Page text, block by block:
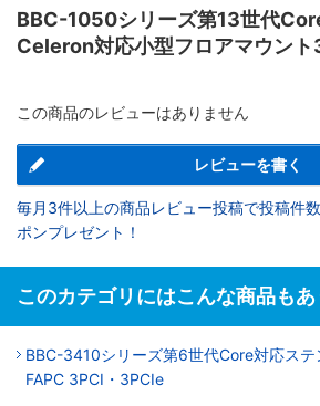
BBC-1050シリーズ第13世代
Celeron対応小型フロアマウン
この商品のレビューはありません
レビューを書く
毎月3件以上の商品レビュー投稿で投稿件
ポンプレゼント！
このカテゴリにはこんな商品もあ
BBC-3410シリーズ第6世代Core対応ステ
FAPC 3PCI・3PCIe